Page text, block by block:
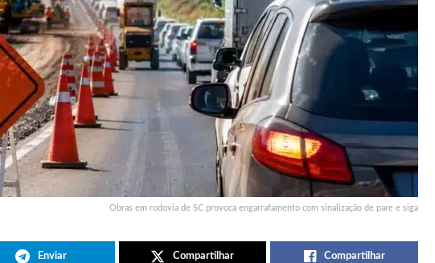
Obras em rodovia de SC provoca engarrafamento com sinalização de pare e siga
Enviar Compartilhar Compartilhar